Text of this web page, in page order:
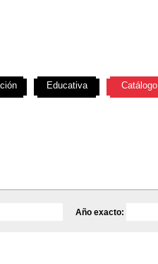
Año exacto:
Educativa Catálogo